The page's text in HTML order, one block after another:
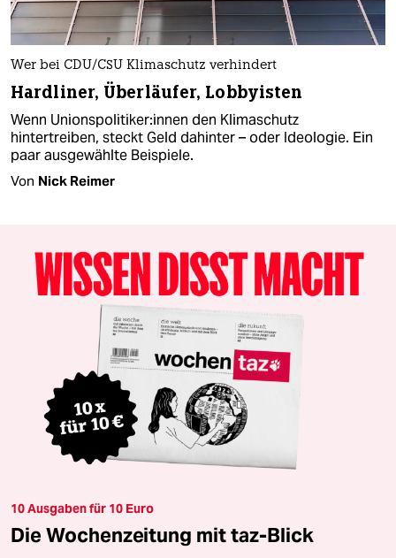
Wer bei CDU/CSU Klimaschutz verhindert
Hardliner, Überläufer, Lobbyisten
Wenn Uni­ons­po­li­ti­ke­r:in­nen den Klimaschutz
hintertreiben, steckt Geld dahinter – oder Ideologie. Ein
paar ausgewählte Beispiele.
Von Nick Reimer
10 Ausgaben für 10 Euro
Die Wochenzeitung mit taz-Blick